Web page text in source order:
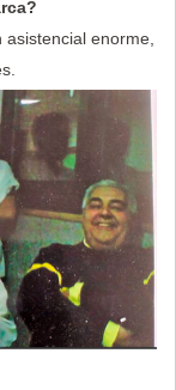
enorme,